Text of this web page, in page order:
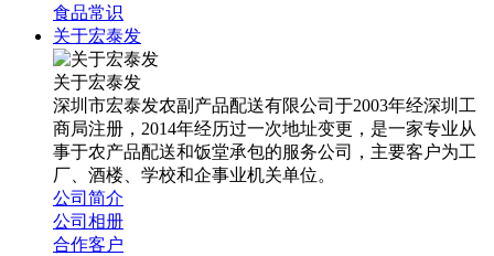
食品常识
关于宏泰发
关于宏泰发
深圳市宏泰发农副产品配送有限公司于2003年经深圳工
商局注册，2014年经历过一次地址变更，是一家专业从
事于农产品配送和饭堂承包的服务公司，主要客户为工
厂、酒楼、学校和企事业机关单位。
公司简介
公司相册
合作客户